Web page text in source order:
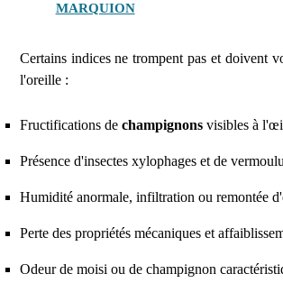
MARQUION
Certains indices ne trompent pas et doivent
l'oreille :
Fructifications de champignonsvisibles à
Présence d'insectes xylophages et de
Humidité anormale, infiltration ou remontée
Perte des propriétés mécaniques et
Odeur de moisi ou de champignon